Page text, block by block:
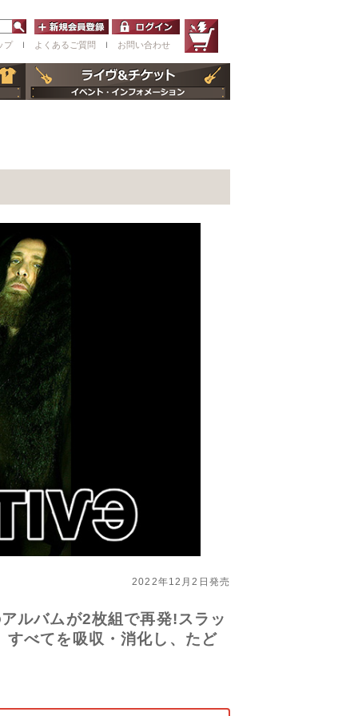
プ ｌ よくあるご質問 ｌ お問い合わせ
2022年12月2日発売
ルバムが2枚組で再発!スラッ
すべてを吸収・消化し、たど